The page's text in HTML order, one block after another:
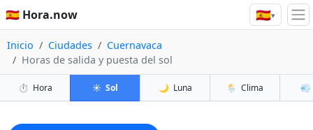
🇪🇸 Hora.now 🇪🇸▾
Inicio Ciudades
Cuernavaca
Horas de salida y puesta del sol
⏱️ Hora ☀️ Sol 🌙 Luna 🌦️ Clima 💨